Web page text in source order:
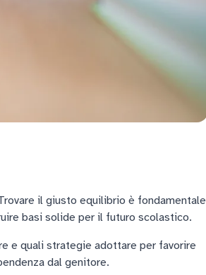
il giusto equilibrio è fondamentale
basi solide per il futuro scolastico.
e quali strategie adottare per favorire
dal genitore.